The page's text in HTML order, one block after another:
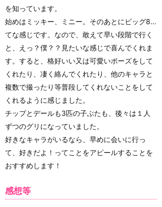
を知っています。
始めはミッキー、ミニー。そのあとにビッグ8…
てな感じです。なので、敢えて早い段階で行く
と、えっ？僕？？見たいな感じで喜んでくれま
す。すると、格好いい又は可愛いポーズをして
くれたり、凄く絡んでくれたり、他のキャラと
複数で撮ったり等普段してくれないことをして
くれるように感じました。
チップとデールも3匹の子ぶたも、後々は１人
ずつのグリになっていました。
好きなキャラがいるなら、早めに会いに行っ
て、好きだよ！ってことをアピールすることを
おすすめします！
感想等